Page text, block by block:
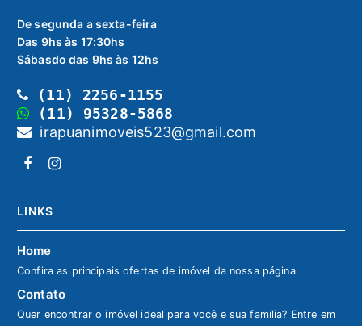
De segunda a sexta-feira
Das 9hs às 17:30hs
Sábasdo das 9hs às 12hs
(11) 2256-1155
(11) 95328-5868
irapuanimoveis523@gmail.com
LINKS
Home
Confira as principais ofertas de imóvel da nossa página
Contato
Quer encontrar o imóvel ideal para você e sua família? Entre em